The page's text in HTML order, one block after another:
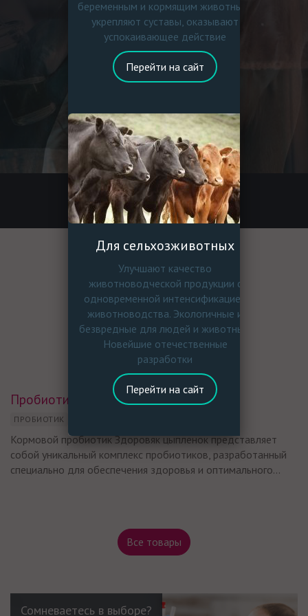
Пробиотик для птиц Здоровяк
ПРОБИОТИК
Кормовой пробиотик Здоровяк цыпленок представляет
собой уникальный комплекс пробиотиков, разработанный
специально для обеспечения здоровья и оптимального...
Все товары
Сомневаетесь в выборе?
Сомневаетесь в выборе?
беременным и кормящим животным,
укрепляют суставы, оказывают
успокаивающее действие
Перейти на сайт
Для сельхозживотных
Улучшают качество
животноводческой продукции с
одновременной интенсификацией
животноводства. Экологичные и
безвредные для людей и животных.
Новейшие отечественные
разработки
Перейти на сайт